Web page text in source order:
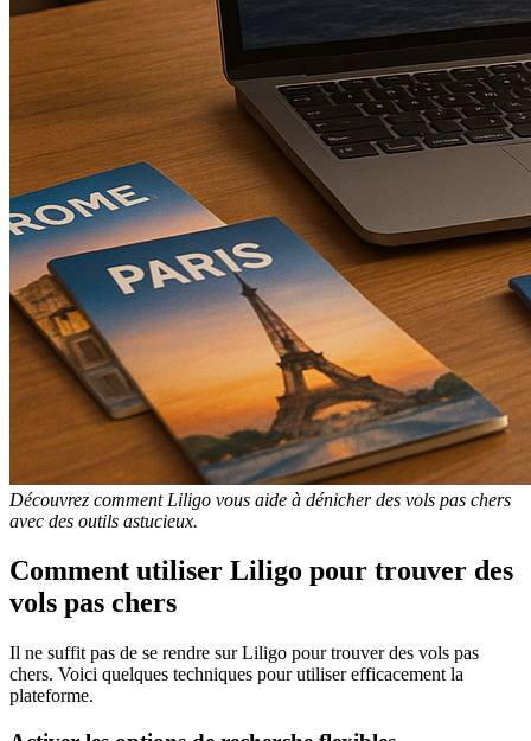
Découvrez comment Liligo vous aide à dénicher des vols pas chers
avec des outils astucieux.
Comment utiliser Liligo pour trouver des
vols pas chers
Il ne suffit pas de se rendre sur Liligo pour trouver des vols pas
chers. Voici quelques techniques pour utiliser efficacement la
plateforme.